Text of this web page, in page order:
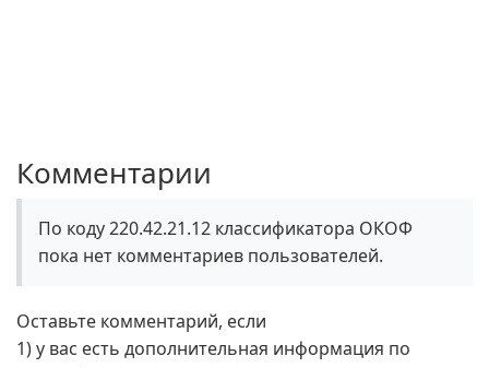
Комментарии
По коду 220.42.21.12 классификатора ОКОФ
пока нет комментариев пользователей.
Оставьте комментарий, если
1) у вас есть дополнительная информация по